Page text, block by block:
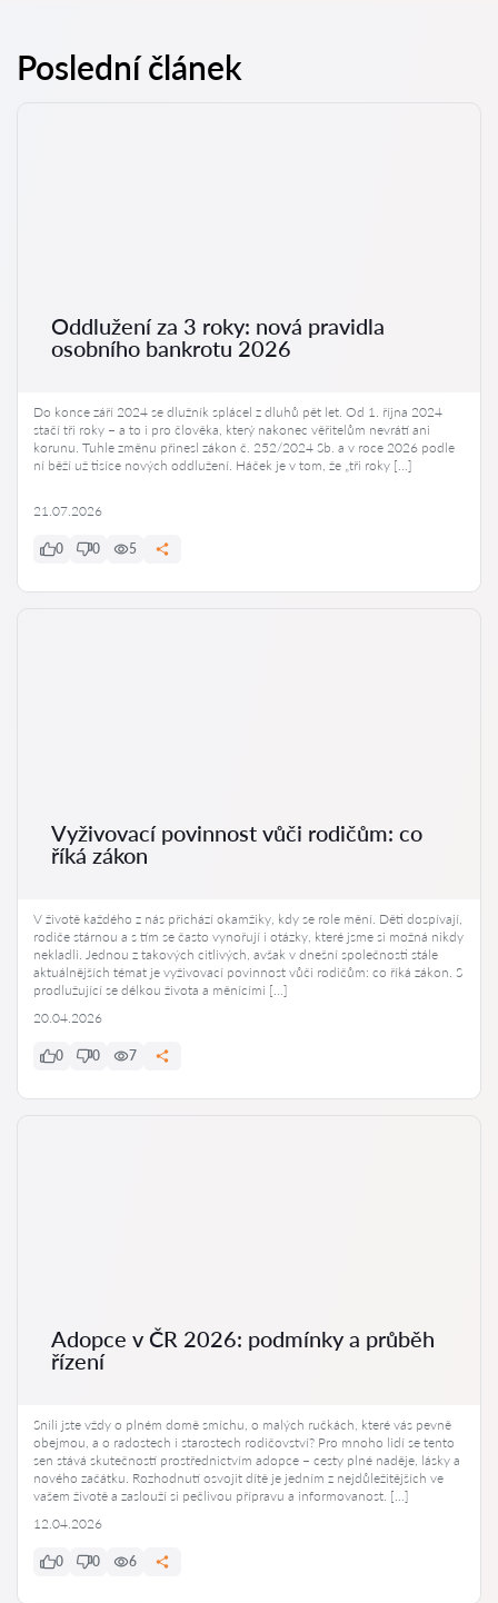
Poslední článek
Oddlužení za 3 roky: nová pravidla
osobního bankrotu 2026
Do konce září 2024 se dlužník splácel z dluhů pět let. Od 1. října 2024
stačí tři roky – a to i pro člověka, který nakonec věřitelům nevrátí ani
korunu. Tuhle změnu přinesl zákon č. 252/2024 Sb. a v roce 2026 podle
ní běží už tisíce nových oddlužení. Háček je v tom, že „tři roky […]
21.07.2026
0 0 5
Vyživovací povinnost vůči rodičům: co
říká zákon
V životě každého z nás přichází okamžiky, kdy se role mění. Děti dospívají,
rodiče stárnou a s tím se často vynořují i otázky, které jsme si možná nikdy
nekladli. Jednou z takových citlivých, avšak v dnešní společnosti stále
aktuálnějších témat je vyživovací povinnost vůči rodičům: co říká zákon. S
prodlužující se délkou života a měnícími […]
20.04.2026
0 0 7
Adopce v ČR 2026: podmínky a průběh
řízení
Snili jste vždy o plném domě smíchu, o malých ručkách, které vás pevně
obejmou, a o radostech i starostech rodičovství? Pro mnoho lidí se tento
sen stává skutečností prostřednictvím adopce – cesty plné naděje, lásky a
nového začátku. Rozhodnutí osvojit dítě je jedním z nejdůležitějších ve
vašem životě a zaslouží si pečlivou přípravu a informovanost. […]
12.04.2026
0 0 6